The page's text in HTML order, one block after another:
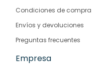
Condiciones de compra
Envíos y devoluciones
Preguntas frecuentes
Empresa